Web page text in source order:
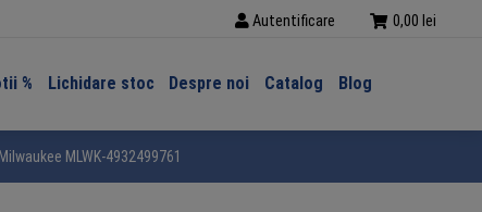
Autentificare 0,00 lei
% Lichidare stoc Despre noi Catalog Blog
MLWK-4932499761